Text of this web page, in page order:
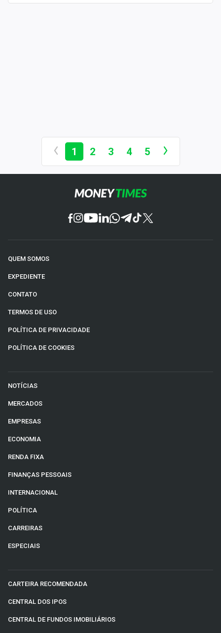
1 2 3 4 5
QUEM SOMOS
EXPEDIENTE
CONTATO
TERMOS DE USO
POLÍTICA DE PRIVACIDADE
POLÍTICA DE COOKIES
NOTÍCIAS
MERCADOS
EMPRESAS
ECONOMIA
RENDA FIXA
FINANÇAS PESSOAIS
INTERNACIONAL
POLÍTICA
CARREIRAS
ESPECIAIS
CARTEIRA RECOMENDADA
CENTRAL DOS IPOS
CENTRAL DE FUNDOS IMOBILIÁRIOS